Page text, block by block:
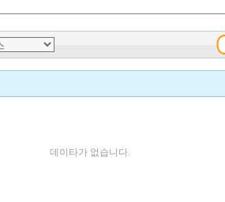
데이타가 없습니다.